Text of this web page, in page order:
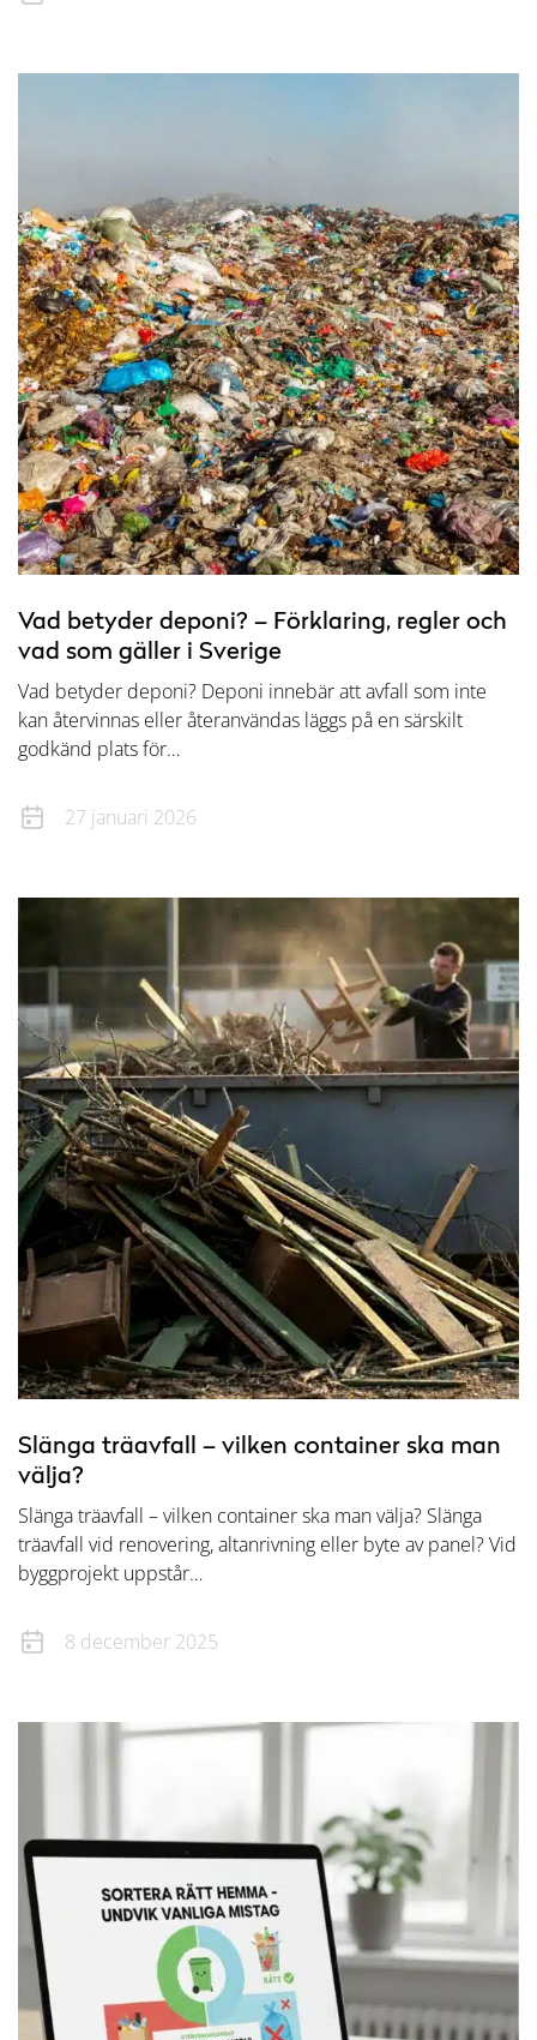
Vad betyder deponi? – Förklaring, regler och
vad som gäller i Sverige
Vad betyder deponi? Deponi innebär att avfall som inte
kan återvinnas eller återanvändas läggs på en särskilt
godkänd plats för…
27 januari 2026
Slänga träavfall – vilken container ska man
välja?
Slänga träavfall – vilken container ska man välja? Slänga
träavfall vid renovering, altanrivning eller byte av panel? Vid
byggprojekt uppstår…
8 december 2025